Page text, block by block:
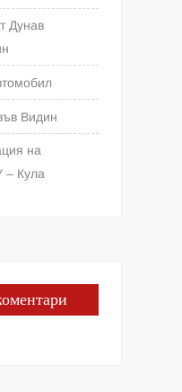
Дунав
Видин
на
– Кула